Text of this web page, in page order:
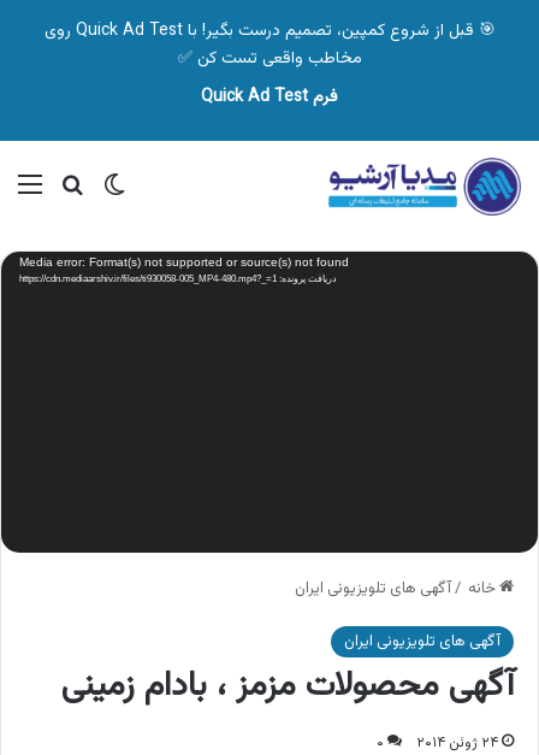
🎯 قبل از شروع کمپین، تصمیم درست بگیر! با Quick Ad Test روی
مخاطب واقعی تست کن ✅
فرم Quick Ad Test
تغییر پوسته
نمایشگر
ویدیو Media error: Format(s) not supported or source(s) not found
دریافت پرونده: https://cdn.mediaarshiv.ir/files/ti930058-005_MP4-480.mp4?_=1
خانه /آگهی های تلویزیونی ایران
آگهی های تلویزیونی ایران
آگهی محصولات مزمز ، بادام زمینی
۲۴ ژوئن ۲۰۱۴ ۰